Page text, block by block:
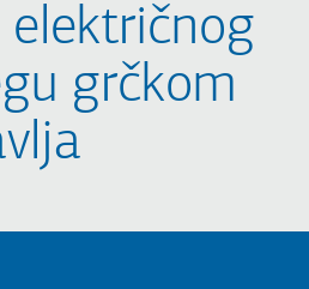
električnog
grčkom